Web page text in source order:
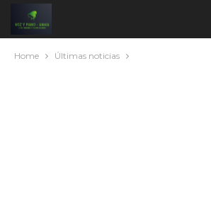
Home Últimas noticias